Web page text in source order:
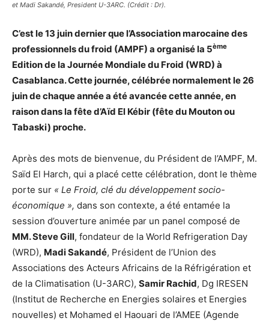
et Madi Sakandé, President U-3ARC. (Crédit : Dr).
C’est le 13 juin dernier que l’Association marocaine des
professionnels du froid (AMPF) a organisé la 5ème
Edition de la Journée Mondiale du Froid (WRD) à
Casablanca. Cette journée, célébrée normalement le 26
juin de chaque année a été avancée cette année, en
raison dans la fête d’Aïd El Kébir (fête du Mouton ou
Tabaski) proche.
Après des mots de bienvenue, du Président de l’AMPF, M.
Saïd El Harch, qui a placé cette célébration, dont le thème
porte sur « Le Froid, clé du développement socio-
économique », dans son contexte, a été entamée la
session d’ouverture animée par un panel composé de
MM. Steve Gill, fondateur de la World Refrigeration Day
(WRD), Madi Sakandé, Président de l’Union des
Associations des Acteurs Africains de la Réfrigération et
de la Climatisation (U-3ARC), Samir Rachid, Dg IRESEN
(Institut de Recherche en Energies solaires et Energies
nouvelles) et Mohamed el Haouari de l’AMEE (Agende